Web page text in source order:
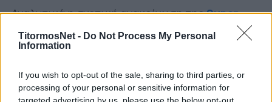
TitormosNet - Do Not Process My Personal
Information
If you wish to opt-out of the sale, sharing to third parties, or
processing of your personal or sensitive information for
targeted advertising by us, please use the below opt-out
Αναλυτικά η σχετική ανακοίνωση τηςSuper
League
έχει ως εξής:
ταPlay Οffκαι ταPlay Οutτου
ΠρωταθλήματοςSuper League